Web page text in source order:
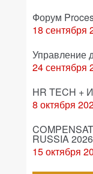
Форум
18 сентября
Управление
24 сентября
HR TECH
8 октября
RUSSIA 2026
15 октября